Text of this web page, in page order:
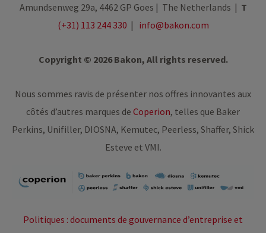
Amundsenweg 29a, 4462 GP Goes | The Netherlands | T
(+31) 113 244 330 | info@bakon.com
Copyright © 2026 Bakon, All rights reserved.
Nous sommes ravis de présenter nos offres innovantes aux
côtés d’autres marques de Coperion, telles que Baker
Perkins, Unifiller, DIOSNA, Kemutec, Peerless, Shaffer, Shick
Esteve et VMI.
Politiques : documents de gouvernance d’entreprise et